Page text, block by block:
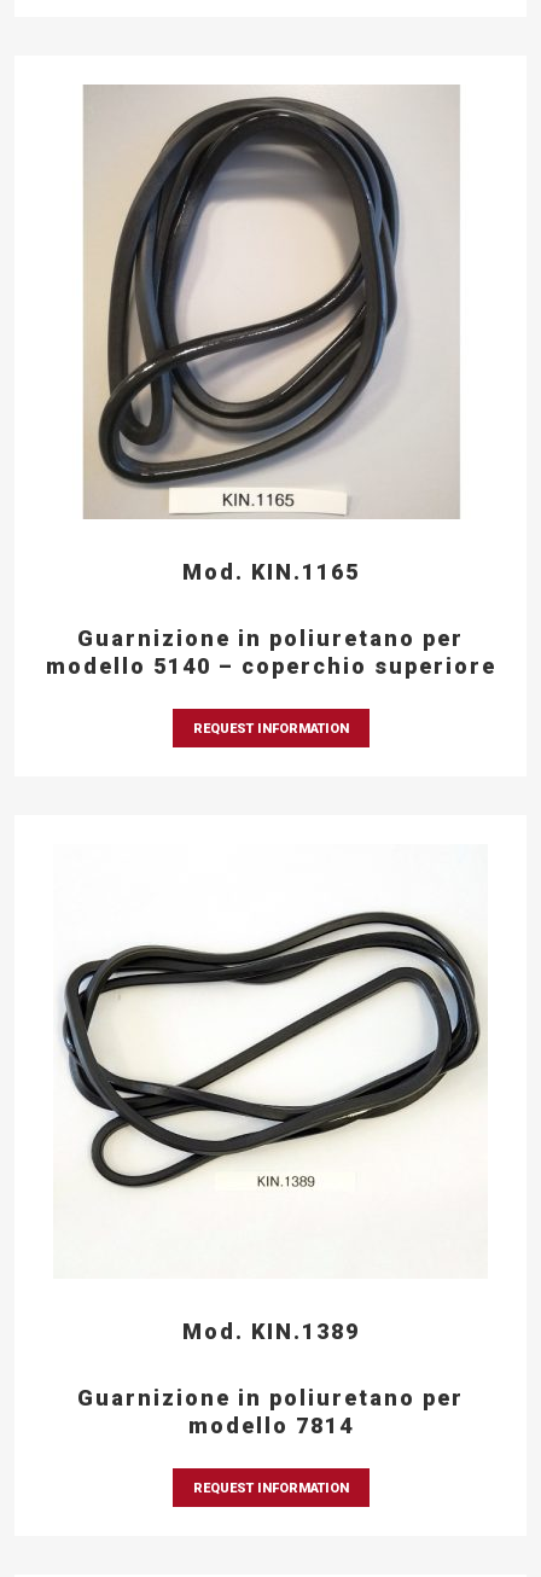
Mod. KIN.1165
Guarnizione in poliuretano per
modello 5140 – coperchio superiore
REQUEST INFORMATION
Mod. KIN.1389
Guarnizione in poliuretano per
modello 7814
REQUEST INFORMATION